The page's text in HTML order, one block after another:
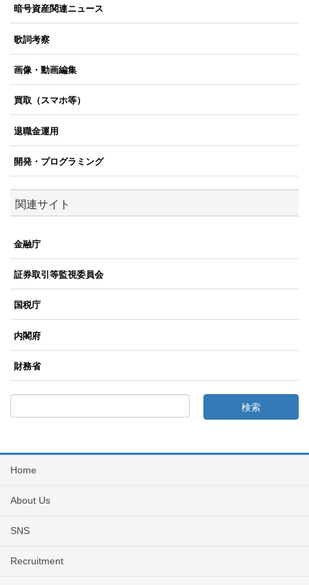
暗号資産関連ニュース
歌詞考察
画像・動画編集
買取（スマホ等）
退職金運用
開発・プログラミング
関連サイト
金融庁
証券取引等監視委員会
国税庁
内閣府
財務省
Home
About Us
SNS
Recruitment